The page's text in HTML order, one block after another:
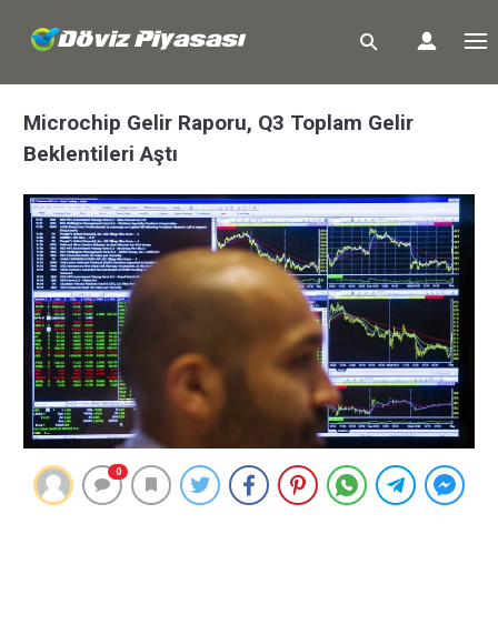
Microchip Gelir Raporu, Q3 Toplam Gelir
Beklentileri Aştı
0